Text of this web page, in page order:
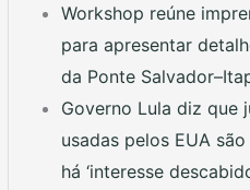
Workshop reúne
para apresentar
da Ponte
Governo Lula diz que
usadas pelos EUA
há ‘interesse